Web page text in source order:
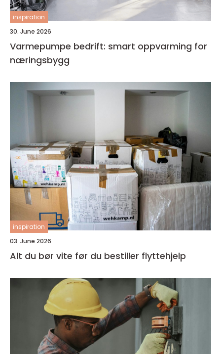
inspiration
30. June 2026
Varmepumpe bedrift: smart oppvarming for
næringsbygg
inspiration
03. June 2026
Alt du bør vite før du bestiller flyttehjelp